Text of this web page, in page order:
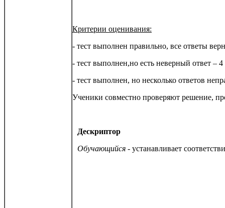
Критерии оценивания:
- тест выполнен правильно, все ответы
- тест выполнен,но есть неверный ответ – 4
- тест выполнен, но несколько ответов
Ученики совместно проверяют решение,
Дескриптор
Обучающийся- устанавливает